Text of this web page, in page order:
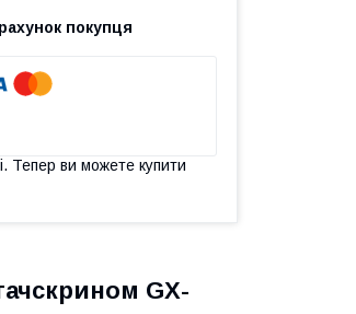
покупця
Тепер ви можете купити
GX-